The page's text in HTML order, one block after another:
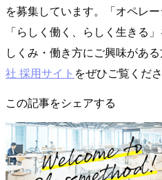
を募集しています。「オペレ
「らしく働く、らしく生きる
しくみ・働き方にご興味がある
社 採用サイト をぜひご覧くださ
この記事をシェアする